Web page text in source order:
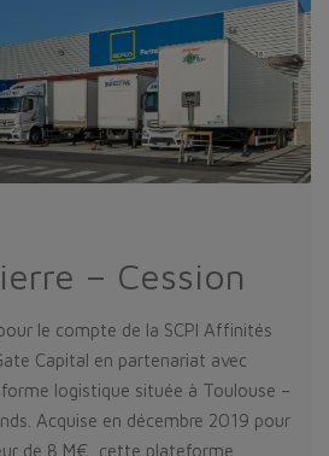
– Cession
le compte de la SCPI Affinités
Capital en partenariat avec
logistique située à Toulouse –
Acquise en décembre 2019 pour
de 8 M€, cette plateforme